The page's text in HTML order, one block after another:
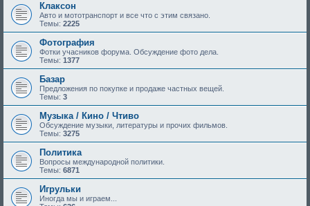
Клаксон
Авто и мототранспорт и все что с этим связано.
Темы: 2225
Фотография
Фотки учасников форума. Обсуждение фото дела.
Темы: 1377
Базар
Предложения по покупке и продаже частных вещей.
Темы: 3
Музыка / Кино / Чтиво
Обсуждение музыки, литературы и прочих фильмов.
Темы: 3275
Политика
Вопросы международной политики.
Темы: 6871
Игрульки
Иногда мы и играем...